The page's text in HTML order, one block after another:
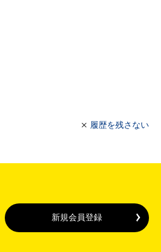
履歴を残さない
新規会員登録